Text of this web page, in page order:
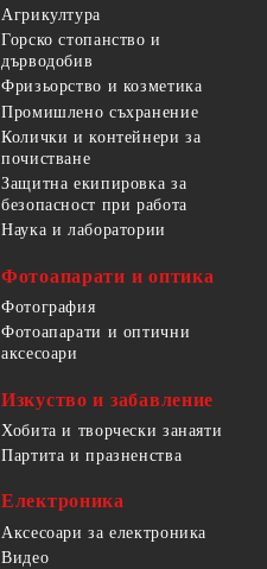
Агрикултура
Горско стопанство и
дърводобив
Фризьорство и козметика
Промишлено съхранение
Колички и контейнери за
почистване
Защитна екипировка за
безопасност при работа
Наука и лаборатории
Фотоапарати и оптика
Фотография
Фотоапарати и оптични
аксесоари
Изкуство и забавление
Хобита и творчески занаяти
Партита и празненства
Електроника
Аксесоари за електроника
Видео